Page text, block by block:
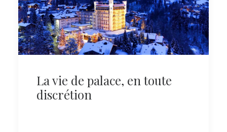
La vie de palace, en toute
discrétion